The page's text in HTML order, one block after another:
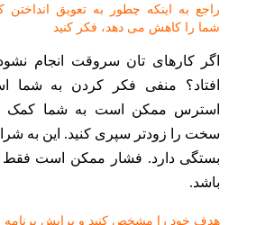
راجع به اینکه چطور به تعویق انداختن
شما را کاهش می دهد، فکر کنید
اگر کارهای تان سروقت انجام
افتاد؟ منفی فکر کردن به
استرس ممکن است به شما کمک
سخت را زودتر سپری کنید. این به
بستگی دارد. فشار ممکن است فقط
باشد.
هدف خود را مشخص کنید و برایش برنامه